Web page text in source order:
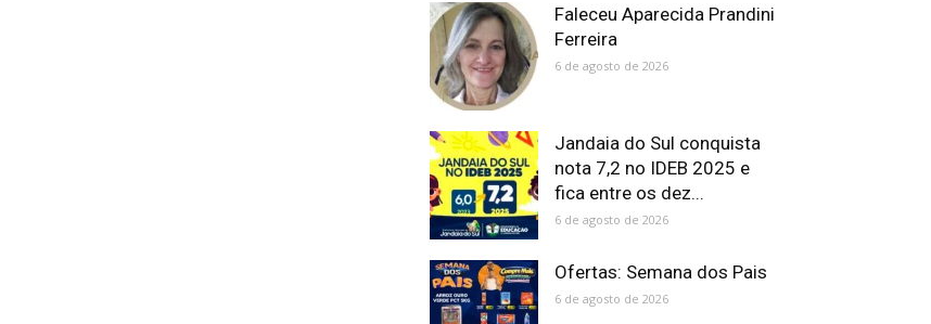
Faleceu Aparecida Prandini
Ferreira
6 de agosto de 2026
Jandaia do Sul conquista
nota 7,2 no IDEB 2025 e
fica entre os dez...
6 de agosto de 2026
Ofertas: Semana dos Pais
6 de agosto de 2026